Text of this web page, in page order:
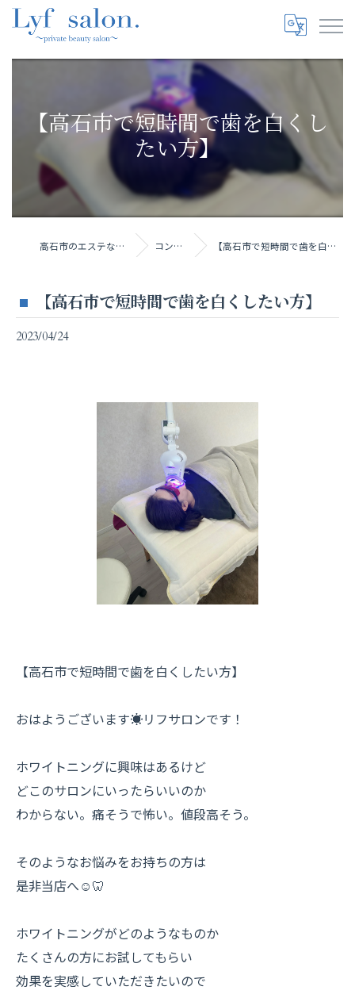
【高石市で短時間で歯を白くし
たい方】
高石市のエステならLyf salon コンテンツ 【高石市で短時間で歯を白くしたい方】
【高石市で短時間で歯を白くしたい方】
2023/04/24
【高石市で短時間で歯を白くしたい方】
おはようございます☀リフサロンです！
ホワイトニングに興味はあるけど
どこのサロンにいったらいいのか
わからない。痛そうで怖い。値段高そう。
そのようなお悩みをお持ちの方は
是非当店へ☺️🦷
ホワイトニングがどのようなものか
たくさんの方にお試してもらい
効果を実感していただきたいので